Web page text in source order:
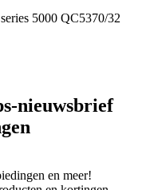
5000 QC5370/32
nieuwsbrief
en meer!